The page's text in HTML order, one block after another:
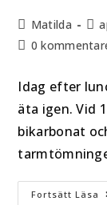
Matilda
0
Idag efter
äta igen. Vid
bikarbonat
Fortsätt Läsa